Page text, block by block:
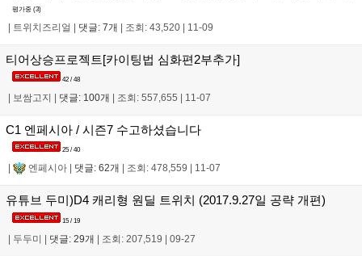
평가중 (3)
| 트위치즈리얼 | 댓글: 7개 | 조회: 43,520 | 11-09
티어상승프로젝트[카이팅법 심화편2부추가]
42 / 48
보쌈고지 댓글: 100개 조회: 557,655 11-07
C1 엔페시아 / 시즌7 수고하셨습니다
25 / 40
엔페시아 댓글: 62개 조회: 478,559 11-07
유튜브 두미)D4 캐리형 원딜 트위치 (2017.9.27일 공략 개편)
15 / 19
| 두두미 | 댓글: 29개 | 조회: 207,519 | 09-27